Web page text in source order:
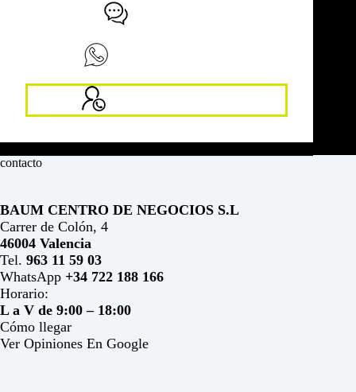
contacto
BAUM CENTRO DE NEGOCIOS S.L
Carrer de Colón, 4
46004 Valencia
Tel. 963 11 59 03
WhatsApp +34 722 188 166
Horario:
L a V de 9:00 – 18:00
Cómo llegar
Ver Opiniones En Google